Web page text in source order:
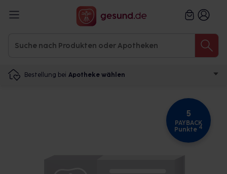
Bestellung bei Apotheke wählen
5
PAYBACK
Punkte 4